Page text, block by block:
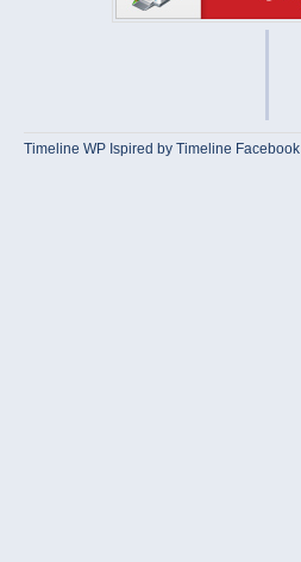
Timeline WP Ispired byTimeline Facebook